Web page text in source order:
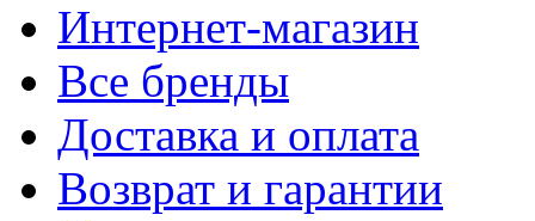
Интернет-магазин
Все бренды
Доставка и оплата
Возврат и гарантии